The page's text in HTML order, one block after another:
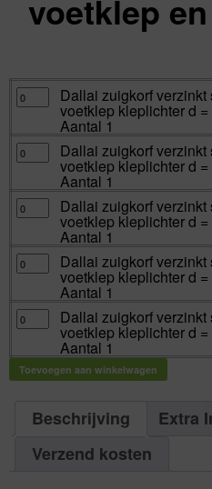
voetklep
Dallai
zuigkorf
verzinkt
kleplichter
d
=
Aantal
1
aantal
Dallai zuigkorf verzinkt
voetklep kleplichter d =
Aantal 1
Dallai
zuigkorf
verzinkt
kleplichter
d
=
Aantal
1
aantal
Dallai zuigkorf verzinkt
voetklep kleplichter d =
Aantal 1
Dallai
zuigkorf
verzinkt
kleplichter
d
=
Aantal
1
aantal
Dallai zuigkorf verzinkt
voetklep kleplichter d =
Aantal 1
Dallai
zuigkorf
verzinkt
kleplichter
d
=
|
Aantal
Dallai zuigkorf verzinkt
voetklep kleplichter d =
Aantal 1
Dallai
zuigkorf
verzinkt
kleplichter
=
Aantal
Dallai zuigkorf verzinkt
voetklep kleplichter d =
Aantal 1
Toevoegen aan winkelwagen
Beschrijving
Extra
Verzend kosten